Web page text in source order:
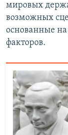
мировых
возможных
основанные
факторов.